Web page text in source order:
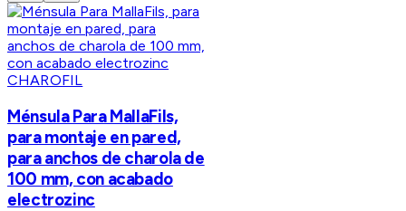
CHAROFIL
Ménsula Para MallaFils,
para montaje en pared,
para anchos de charola de
100 mm, con acabado
electrozinc